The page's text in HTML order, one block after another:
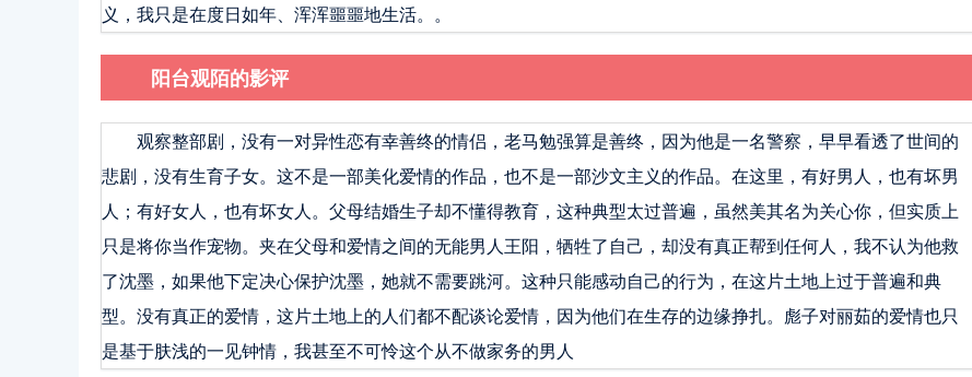
义，我只是在度日如年、浑浑噩噩地生活。。
阳台观陌的影评
观察整部剧，没有一对异性恋有幸善终的情侣，老马勉强算是善终，因为他是一名警察，早早看透了世间的
悲剧，没有生育子女。这不是一部美化爱情的作品，也不是一部沙文主义的作品。在这里，有好男人，也有坏男
人；有好女人，也有坏女人。父母结婚生子却不懂得教育，这种典型太过普遍，虽然美其名为关心你，但实质上
只是将你当作宠物。夹在父母和爱情之间的无能男人王阳，牺牲了自己，却没有真正帮到任何人，我不认为他救
了沈墨，如果他下定决心保护沈墨，她就不需要跳河。这种只能感动自己的行为，在这片土地上过于普遍和典
型。没有真正的爱情，这片土地上的人们都不配谈论爱情，因为他们在生存的边缘挣扎。彪子对丽茹的爱情也只
是基于肤浅的一见钟情，我甚至不可怜这个从不做家务的男人